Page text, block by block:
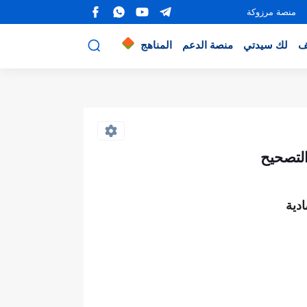
منصة مرزوكة
لك سيدتي منصة الدعم المناهج